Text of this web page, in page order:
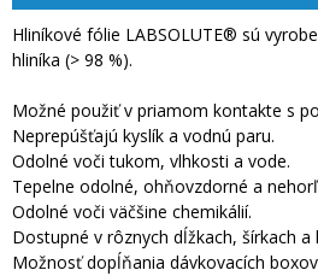
Hliníkové fólie LABSOLUTE® sú
hliníka (> 98 %).
Možné použiť v priamom kontakte s
Neprepúšťajú kyslík a vodnú paru.
Odolné voči tukom, vlhkosti a vode.
Tepelne odolné, ohňovzdorné a
Odolné voči väčšine chemikálií.
Dostupné v rôznych dĺžkach, šírkach a
Možnosť dopĺňania dávkovacích